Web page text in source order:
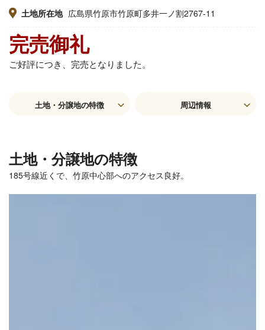
土地所在地 広島県竹原市竹原町多井一ノ割2767-11
完売御礼
ご好評につき、完売となりました。
土地・分譲地の特徴 周辺情報
土地・分譲地の特徴
185号線近くで、竹原中心部へのアクセス良好。